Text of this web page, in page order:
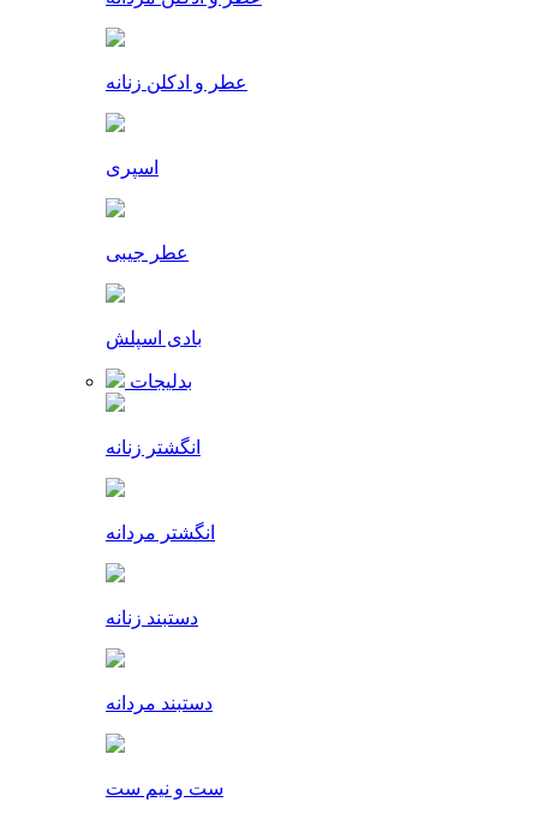
عطر و ادکلن زنانه
اسپری
عطر جیبی
بادی اسپلش
بدلیجات
انگشتر زنانه
انگشتر مردانه
دستبند زنانه
دستبند مردانه
ست و نیم ست